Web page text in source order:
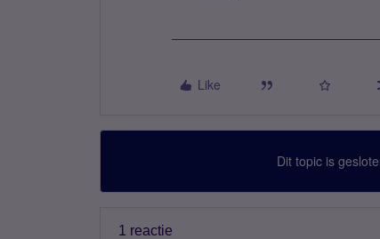
Like
Dit topic is
1 reactie